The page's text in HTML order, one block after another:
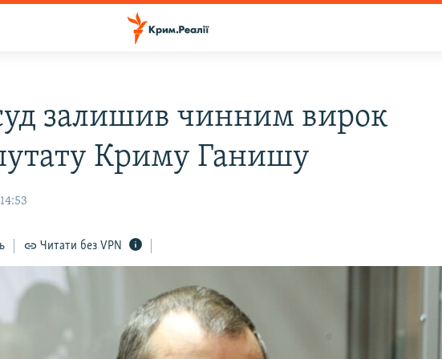
залишив чинним вирок
Криму Ганишу
Читати без VPN